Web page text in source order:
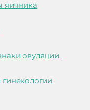
яичника
овуляции.